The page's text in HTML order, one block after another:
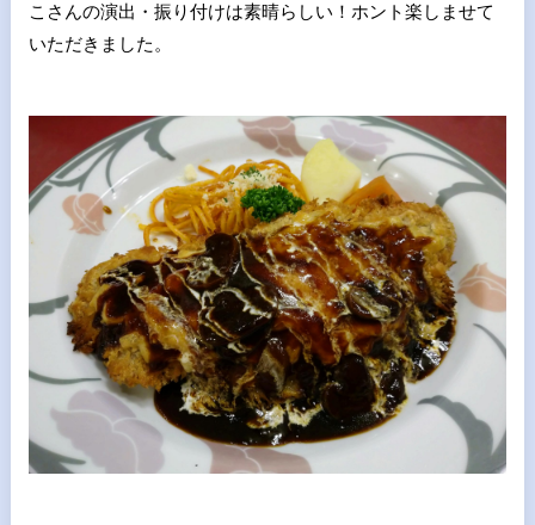
こさんの演出・振り付けは素晴らしい！ホント楽しませて
いただきました。